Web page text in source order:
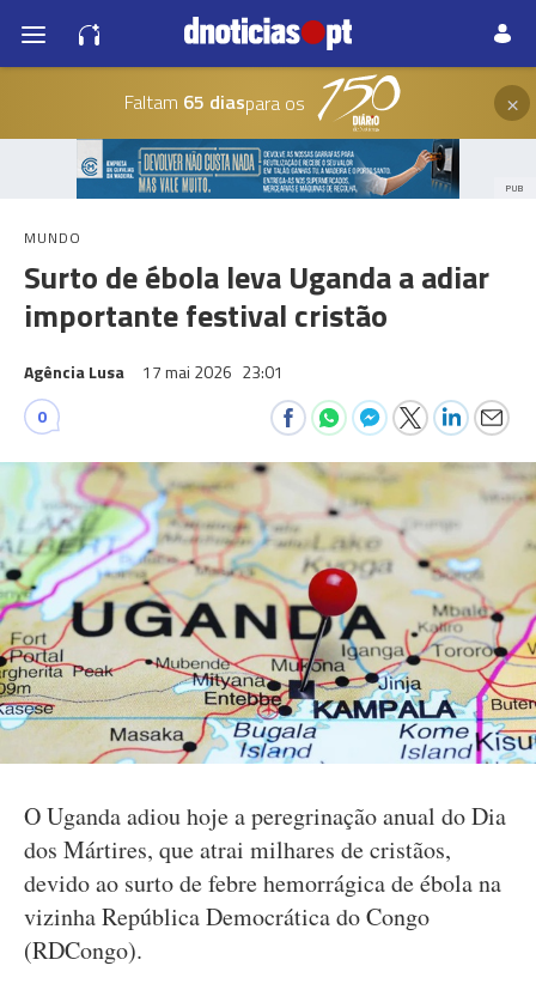
Faltam 65 diaspara os ×
PUB
MUNDO
Surto de ébola leva Uganda a adiar
importante festival cristão
Agência Lusa 17 mai 2026 23:01
0
O Uganda adiou hoje a peregrinação anual do Dia
dos Mártires, que atrai milhares de cristãos,
devido ao surto de febre hemorrágica de ébola na
vizinha República Democrática do Congo
(RDCongo).